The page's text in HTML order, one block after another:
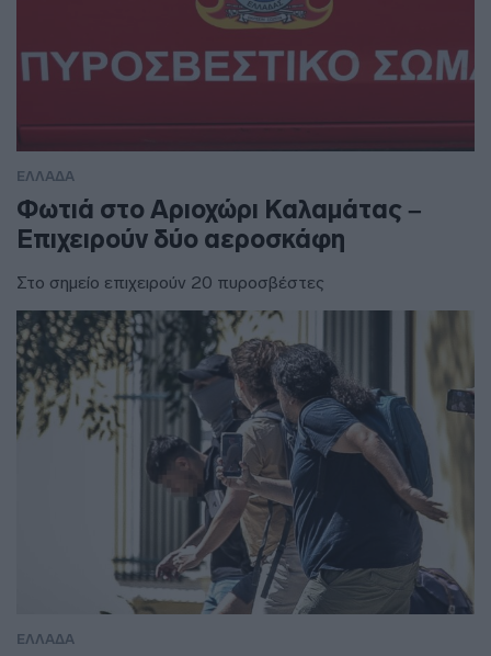
ΕΛΛΑΔΑ
Φωτιά στο Αριοχώρι Καλαμάτας –
Επιχειρούν δύο αεροσκάφη
Στο σημείο επιχειρούν 20 πυροσβέστες
ΕΛΛΑΔΑ